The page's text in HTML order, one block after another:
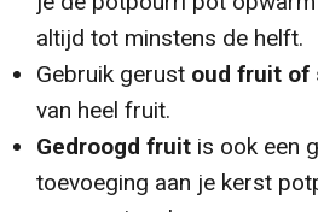
altijd tot minstens de helft.
Gebruik gerust oud fruit of
van heel fruit.
Gedroogd fruit is ook een
toevoeging aan je kerst